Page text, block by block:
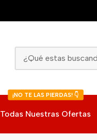
En
Todas Nuestras Ofertas
¡NO TE LAS PIERDAS! 👇